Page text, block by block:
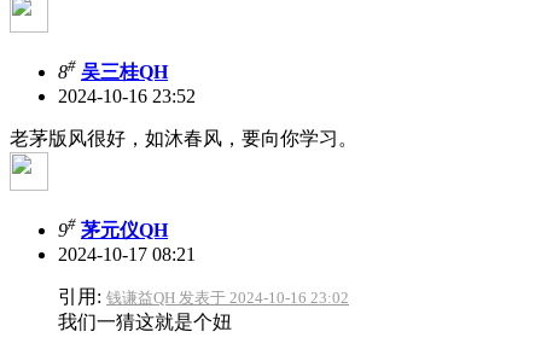
8# 吴三桂QH
2024-10-16 23:52
老茅版风很好，如沐春风，要向你学习。
9# 茅元仪QH
2024-10-17 08:21
引用: 钱谦益QH 发表于 2024-10-16 23:02
我们一猜这就是个妞